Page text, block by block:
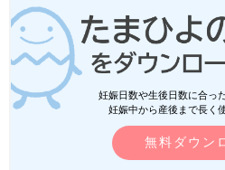
かに」絶対使
プチプラブランド
ぴったりなボトム
は、とくにSNS
ご紹介します。
イテムなので、
ZARA「これは
「脱ぎ履きも
シューズ5選
ZARAのシューズ
妊娠日数や生後日数に合っ
妊娠中から産後まで長く
無料ダウン